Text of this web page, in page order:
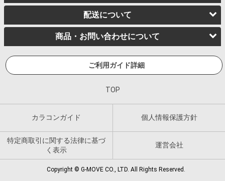
配送について
商品・お問い合わせについて
ご利用ガイド詳細
TOP
カラコンガイド 個人情報保護方針
特定商取引に関する法律に基づ
く表示
運営会社
Copyright © G-MOVE CO., LTD. All Rights Reserved.